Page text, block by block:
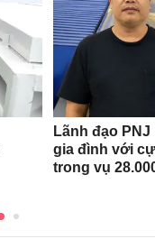
Lãnh đạo
gia đình với
trong vụ